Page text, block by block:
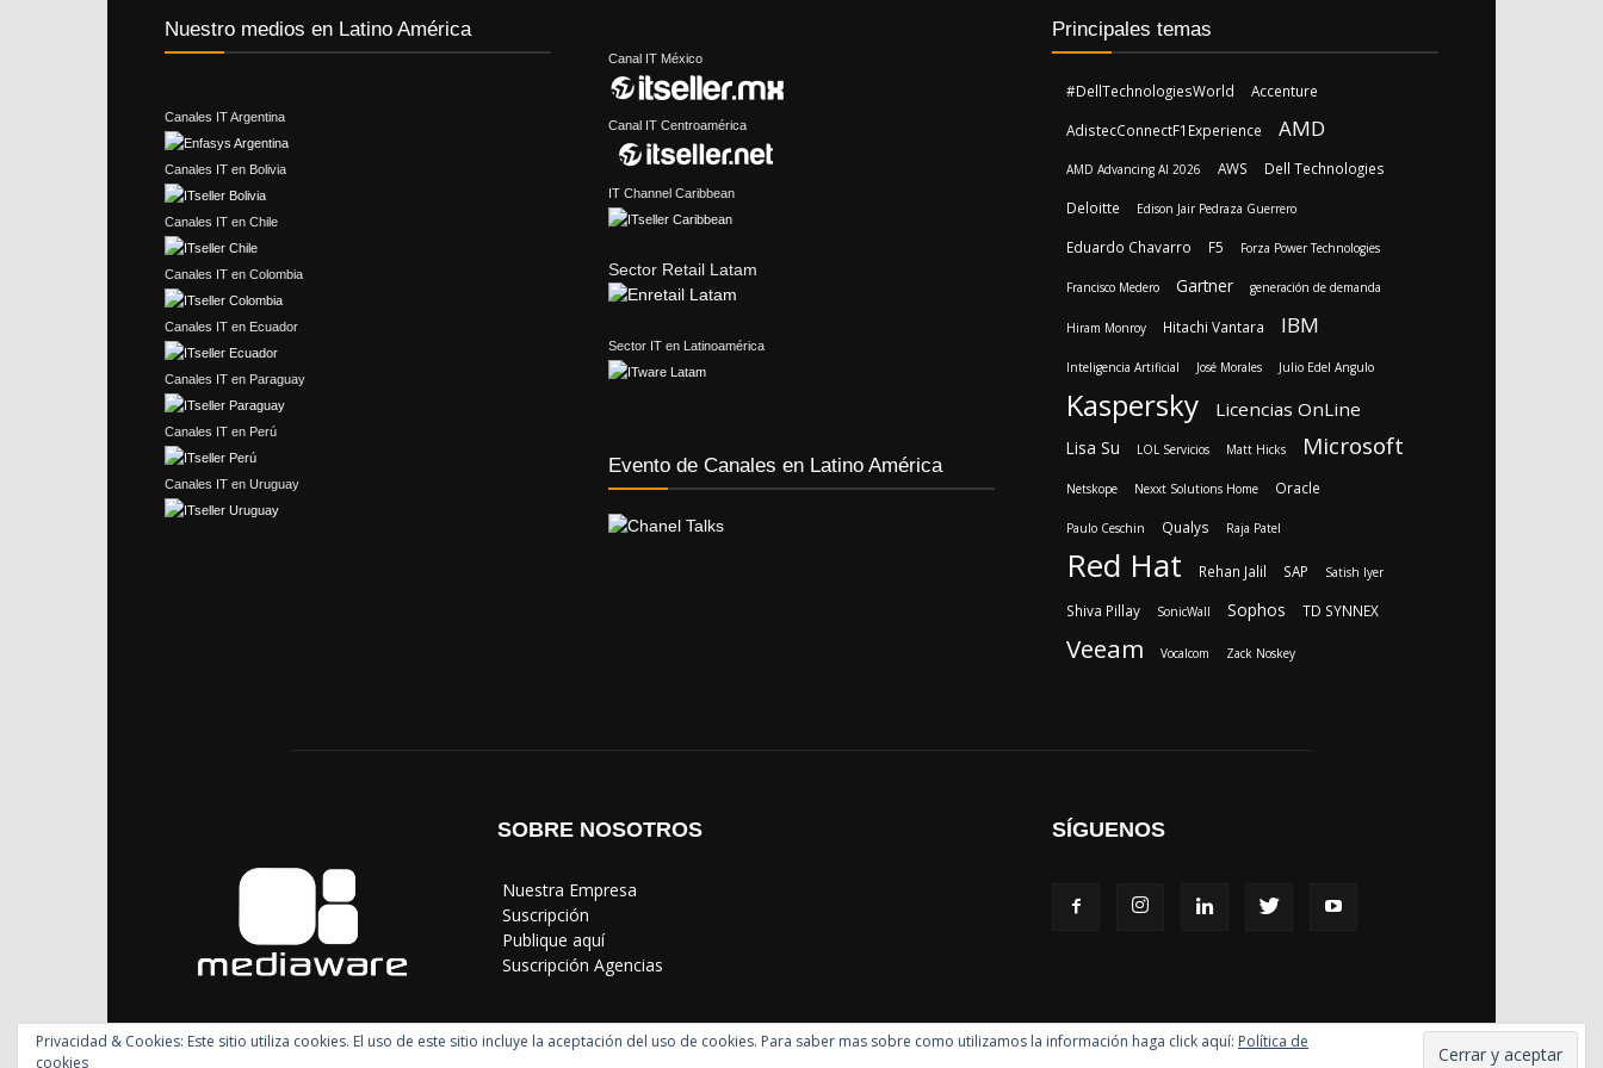
Nuestro medios en Latino América
Canales IT Argentina
Canales IT en Bolivia
Canales IT en Chile
Canales IT en Colombia
Canales IT en Ecuador
Canales IT en Paraguay
Canales IT en Perú
Canales IT en Uruguay
Canal IT México
Canal IT Centroamérica
IT Channel Caribbean
Sector Retail Latam
Sector IT en Latinoamérica
Evento de Canales en Latino América
Principales temas
#DellTechnologiesWorld Accenture
AdistecConnectF1Experience AMD
AMD Advancing AI 2026 AWS Dell Technologies
Deloitte Edison Jair Pedraza Guerrero
Eduardo Chavarro F5 Forza Power Technologies
Francisco Medero Gartner generación de demanda
Hiram Monroy Hitachi Vantara IBM
Inteligencia Artificial José Morales Julio Edel Angulo
Kaspersky Licencias OnLine
Lisa Su LOL Servicios Matt Hicks Microsoft
Netskope Nexxt Solutions Home Oracle
Paulo Ceschin Qualys Raja Patel
Red Hat Rehan Jalil SAP Satish Iyer
Shiva Pillay SonicWall Sophos TD SYNNEX
Veeam Vocalcom Zack Noskey
SOBRE NOSOTROS
‎ Nuestra Empresa
‎ Suscripción
‎ Publique aquí
‎ Suscripción Agencias
SÍGUENOS
Privacidad & Cookies: Este sitio utiliza cookies. El uso de este sitio incluye la aceptación del uso de cookies. Para saber mas sobre como utilizamos la información haga click aquí: Política de
cookies